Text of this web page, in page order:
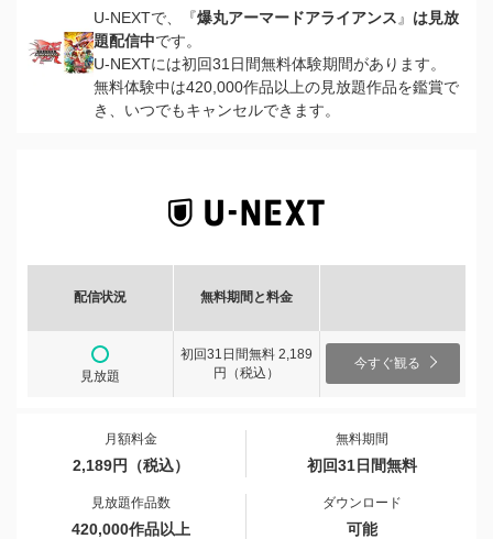
U-NEXTで、『爆丸アーマードアライアンス 』 は見放
題配信中です。
U-NEXTには初回31日間無料体験期間があります。
無料体験中は420,000作品以上の見放題作品を鑑賞で
き、いつでもキャンセルできます。
配信状況 無料期間と料金
見放題
初回31日間無料 2,189
円（税込）
今すぐ観る
月額料金
2,189円（税込）
無料期間
初回31日間無料
見放題作品数
420,000作品以上
ダウンロード
可能